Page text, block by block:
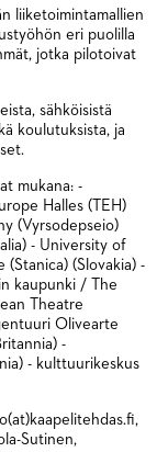
liiketoimintamallien
eri puolilla
jotka pilotoivat
sähköisistä
koulutuksista, ja
mukana: -
Halles (TEH)
(Vyrsodepseio)
- University of
(Stanica) (Slovakia) -
kaupunki / The
Theatre
Olivearte
-
- kulttuurikeskus
Sutinen,